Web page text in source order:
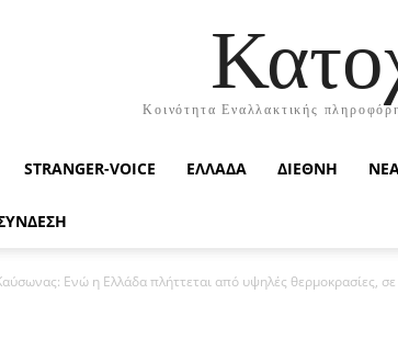
Κοινότητα Εναλλακτικής
STRANGER-VOICE ΕΛΛΑΔΑ ΔΙΕΘΝΗ
Ενώ η Ελλάδα πλήττεται από υψηλές θερμοκρασίες, σε